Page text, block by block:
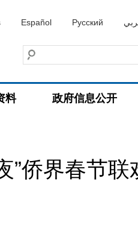
Español Русский
料 政府信息公开
”侨界春节联